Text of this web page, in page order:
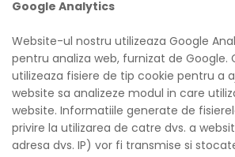
Google Analytics
Website-ul nostru utilizeaza Google
pentru analiza web, furnizat de Google.
utilizeaza fisiere de tip cookie pentru a
website sa analizeze modul in care
website. Informatiile generate de
privire la utilizarea de catre dvs. a
adresa dvs. IP) vor fi transmise si